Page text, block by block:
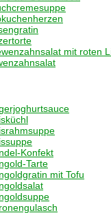
mit roten
Konfekt
Tarte
mit Tofu